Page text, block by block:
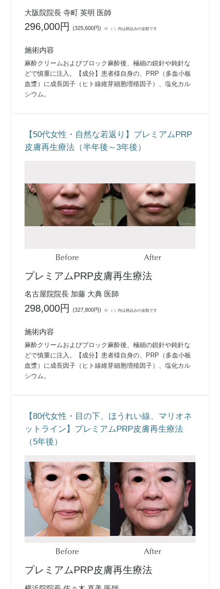
大阪院院長 寺町 英明 医師
296,000円(325,600円) ※ （ ）内は税込みの金額です
施術内容
麻酔クリームおよびブロック麻酔後、極細の鋭針や鈍針な
どで慎重に注入。【成分】患者様自身の、PRP（多血小板
血漿）に成長因子（ヒト線維芽細胞増殖因子）、塩化カル
シウム。
【50代女性・自然な若返り】プレミアムPRP
皮膚再生療法（半年後～3年後）
Before After
プレミアムPRP皮膚再生療法
名古屋院院長 加藤 大典 医師
298,000円(327,800円) ※ （ ）内は税込みの金額です
施術内容
麻酔クリームおよびブロック麻酔後、極細の鋭針や鈍針な
どで慎重に注入。【成分】患者様自身の、PRP（多血小板
血漿）に成長因子（ヒト線維芽細胞増殖因子）、塩化カル
シウム。
【80代女性・目の下、ほうれい線、マリオネ
ットライン】プレミアムPRP皮膚再生療法
（5年後）
Before After
プレミアムPRP皮膚再生療法